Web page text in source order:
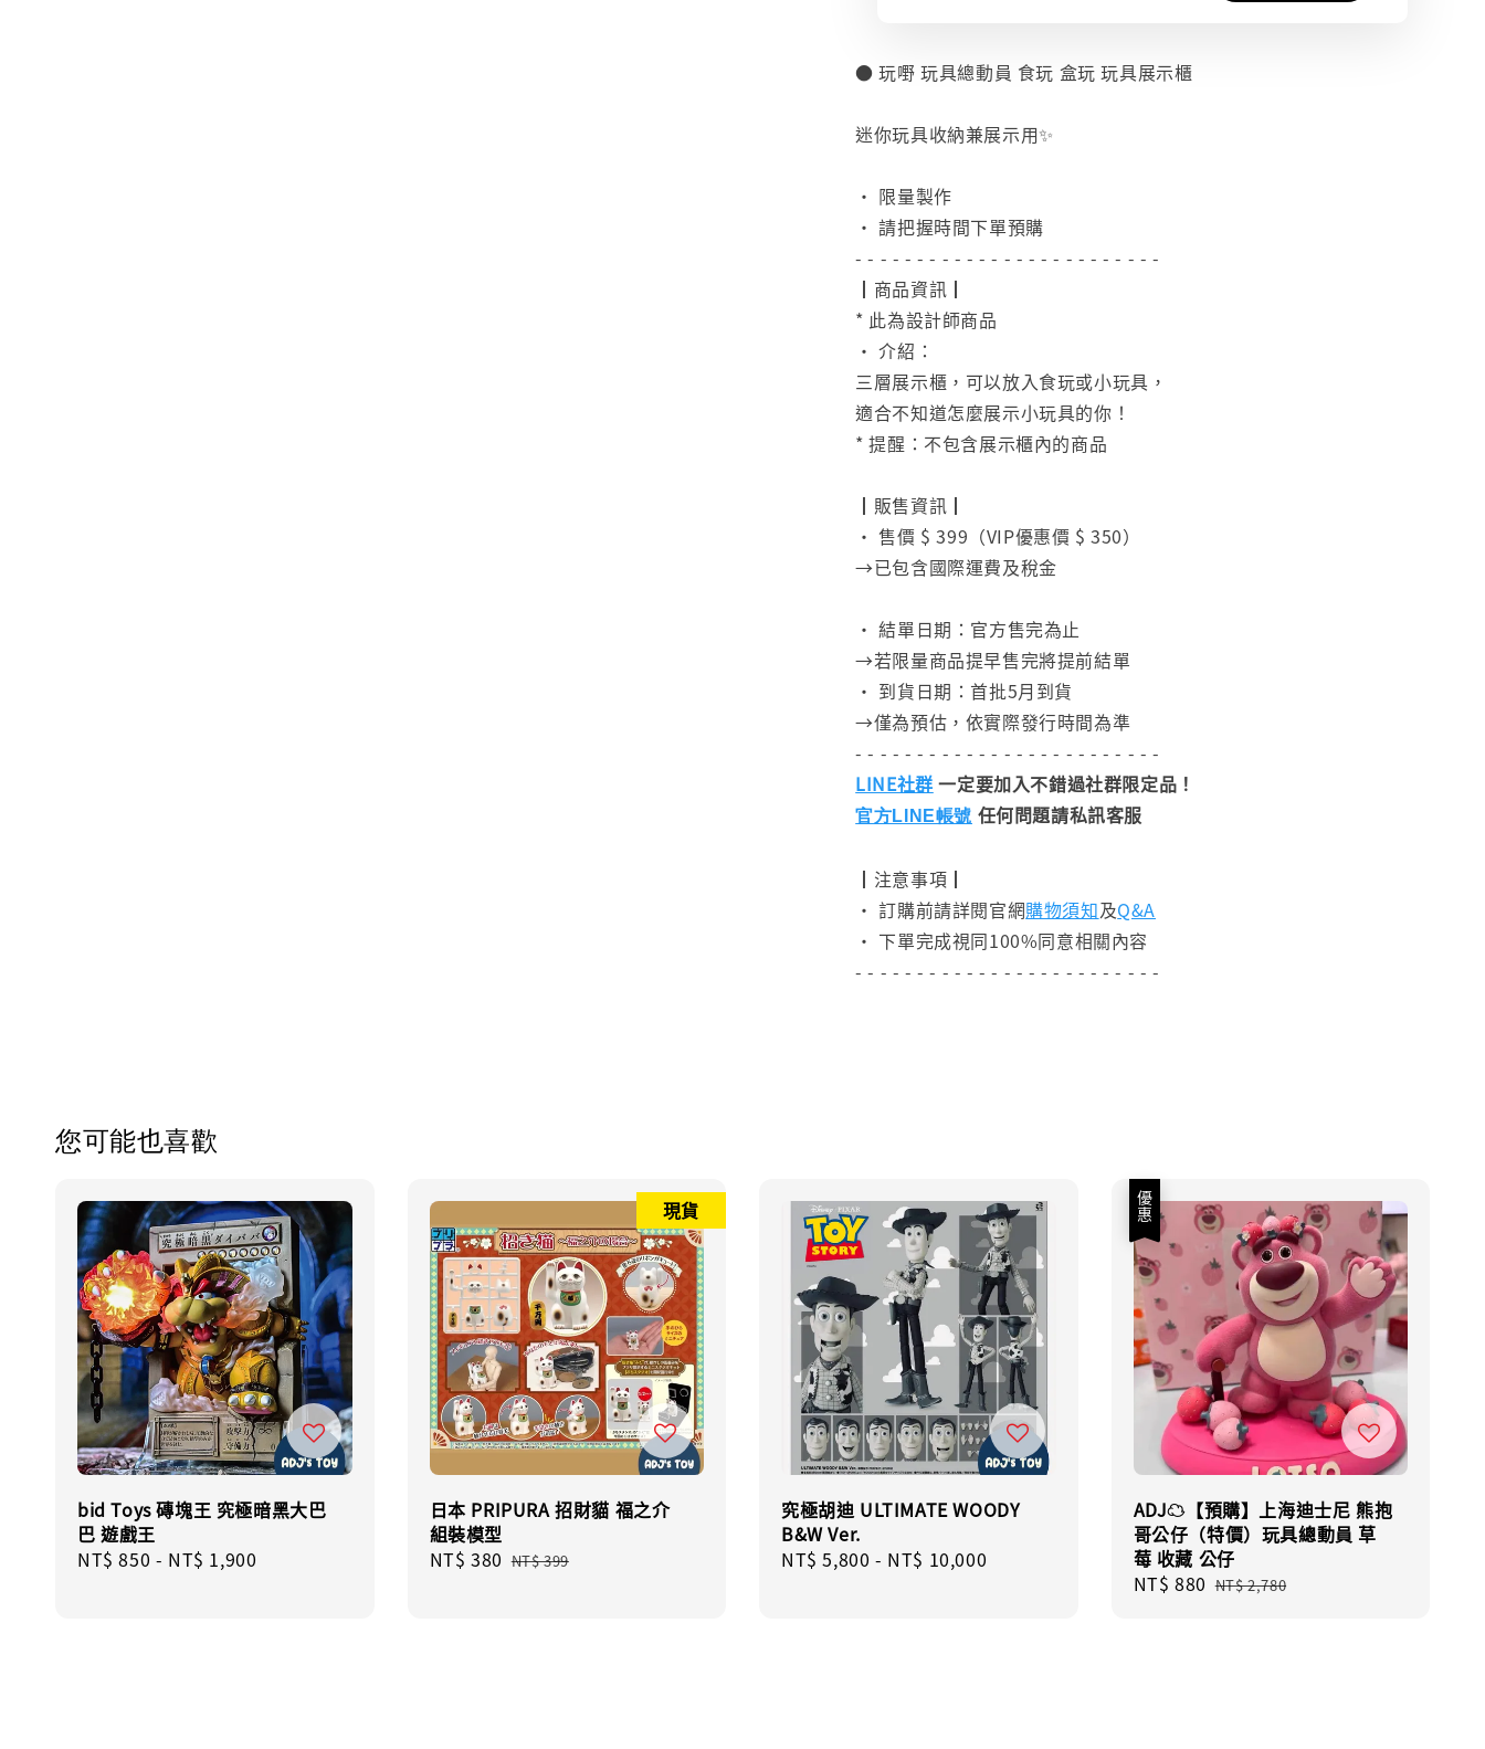
● 玩嘢 玩具總動員 食玩 盒玩 玩具展示櫃
迷你玩具收納兼展示用✨
• 限量製作
• 請把握時間下單預購
- - - - - - - - - - - - - - - - - - - - - - - - -
┃商品資訊┃
* 此為設計師商品
• 介紹：
三層展示櫃，可以放入食玩或小玩具，
適合不知道怎麼展示小玩具的你！
* 提醒：不包含展示櫃內的商品
┃販售資訊┃
• 售價 $ 399（VIP優惠價 $ 350）
→已包含國際運費及稅金
• 結單日期：官方售完為止
→若限量商品提早售完將提前結單
• 到貨日期：首批5月到貨
→僅為預估，依實際發行時間為準
- - - - - - - - - - - - - - - - - - - - - - - - -
LINE社群 一定要加入不錯過社群限定品！
官方LINE帳號 任何問題請私訊客服
┃注意事項┃
• 訂購前請詳閱官網購物須知及Q&A
• 下單完成視同100%同意相關內容
- - - - - - - - - - - - - - - - - - - - - - - - -
您可能也喜歡
bid Toys 磚塊王 究極暗黑大巴
巴 遊戲王
Regular
NT$ 850 - NT$ 1,900
現貨
日本 PRIPURA 招財貓 福之介
組裝模型
Sale
NT$ 380 Regular
NT$ 399
究極胡迪 ULTIMATE WOODY
B&W Ver.
Regular
NT$ 5,800 - NT$ 10,000
優惠
ADJ☁️【預購】上海迪士尼 熊抱
哥公仔（特價）玩具總動員 草
莓 收藏 公仔
Sale
NT$ 880 Regular
NT$ 2,780